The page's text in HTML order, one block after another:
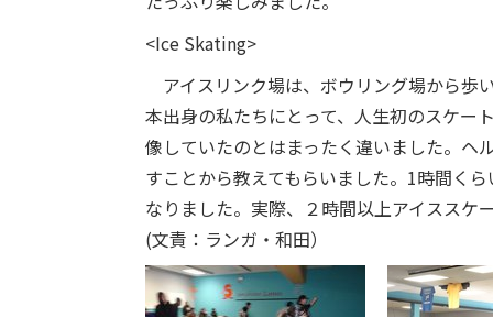
<Ice Skating>
アイスリンク場は、ボウリング場から歩
本出身の私たちにとって、人生初のスケー
像していたのとはまったく違いました。ヘ
すことから教えてもらいました。1時間く
なりました。実際、２時間以上アイスス
(文責：ランガ・和田）